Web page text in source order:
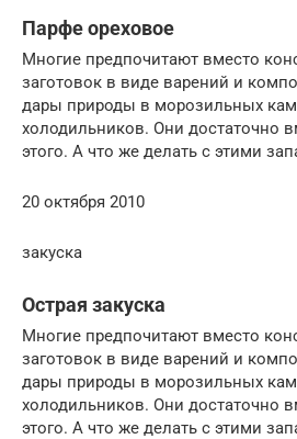
Парфе ореховое
Многие предпочитают вместо
заготовок в виде варений и
дары природы в морозильных
холодильников. Они достаточно
этого. А что же делать с этими
20 октября 2010
закуска
Острая закуска
Многие предпочитают вместо
заготовок в виде варений и
дары природы в морозильных
холодильников. Они достаточно
этого. А что же делать с этими